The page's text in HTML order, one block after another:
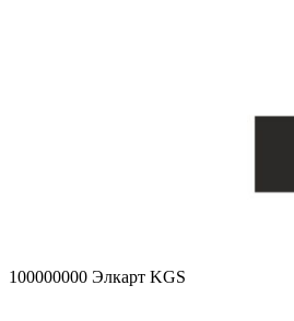
100000000 Элкарт KGS